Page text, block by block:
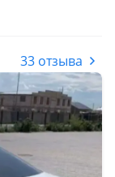
33 отзыва